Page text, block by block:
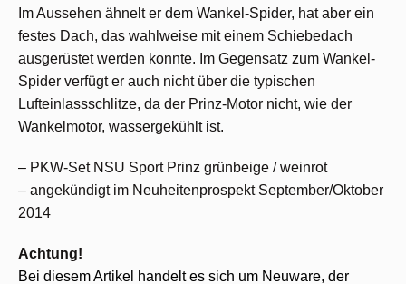
Im Aussehen ähnelt er dem Wankel-Spider, hat aber ein
festes Dach, das wahlweise mit einem Schiebedach
ausgerüstet werden konnte. Im Gegensatz zum Wankel-
Spider verfügt er auch nicht über die typischen
Lufteinlassschlitze, da der Prinz-Motor nicht, wie der
Wankelmotor, wassergekühlt ist.
– PKW-Set NSU Sport Prinz grünbeige / weinrot
– angekündigt im Neuheitenprospekt September/Oktober
2014
Achtung!
Bei diesem Artikel handelt es sich um Neuware, der